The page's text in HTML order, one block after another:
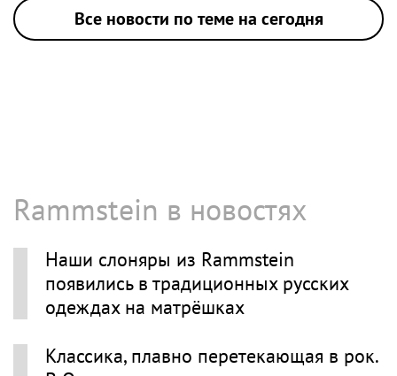
Все новости по теме на сегодня
Rammstein в новостях
Наши слоняры из Rammstein
появились в традиционных русских
одеждах на матрёшках
Классика, плавно перетекающая в рок.